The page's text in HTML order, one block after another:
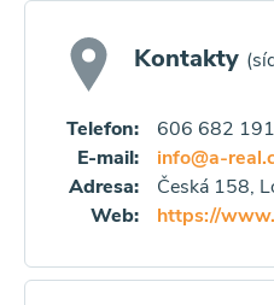
Kontakty
Telefon:
606 682 191
E-mail:
info@a-
Adresa:
Česká 158,
Web:
https://